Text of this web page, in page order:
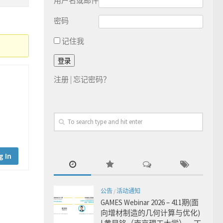
In
密码
记住我
注册 | 忘记密码？
公告 /活动通知
GAMES Webinar 2026 – 411期(面
向增材制造的几何计算与优化)